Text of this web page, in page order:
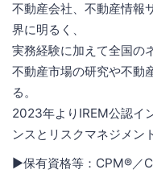
不動産会社、不動産情報
界に明るく、
実務経験に加えて全国の
不動産市場の研究や不動
る。
2023年よりIREM公認イ
ンスとリスクマネジメン
▶保有資格等：CPM®／